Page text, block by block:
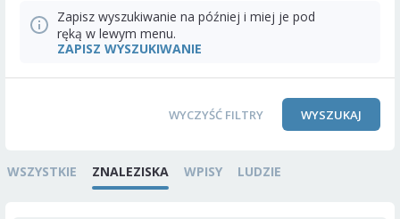
Zapisz wyszukiwanie na później i miej je pod
ręką w lewym menu.
ZAPISZ WYSZUKIWANIE
WYCZYŚĆ FILTRY WYSZUKAJ
WSZYSTKIE ZNALEZISKA WPISY LUDZIE